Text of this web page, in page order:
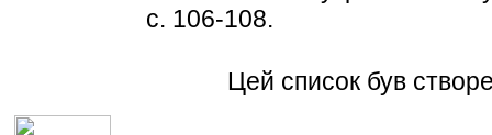
с. 106-108.
Цей список був